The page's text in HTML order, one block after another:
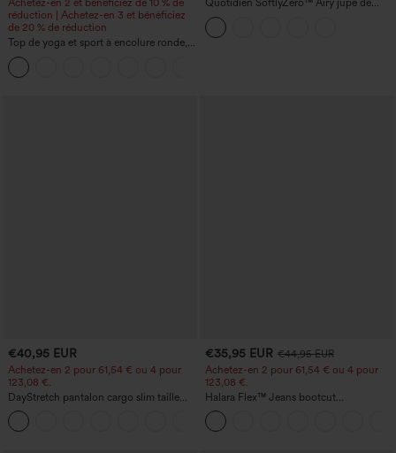
Achetez-en 2 et bénéficiez de 10 % de
réduction | Achetez-en 3 et bénéficiez
de 20 % de réduction
Top de yoga et sport à encolure ronde,
manches courtes, à fronces, effet
rafraîchissant au toucher - UPF50+
Quotidien SoftlyZero™ Airy jupe de
tennis mini croisée 2-en-1 avec poche
latérale InstantCool - Lucid
€40,95 EUR
Achetez-en 2 pour 61,54 € ou 4 pour
123,08 €.
DayStretch pantalon cargo slim taille
haute, poches zippées, uni
€35,95 EUR €44,95 EUR
Achetez-en 2 pour 61,54 € ou 4 pour
123,08 €.
Halara Flex™ Jeans bootcut
décontractés taille haute, effet délavé,
avec poches